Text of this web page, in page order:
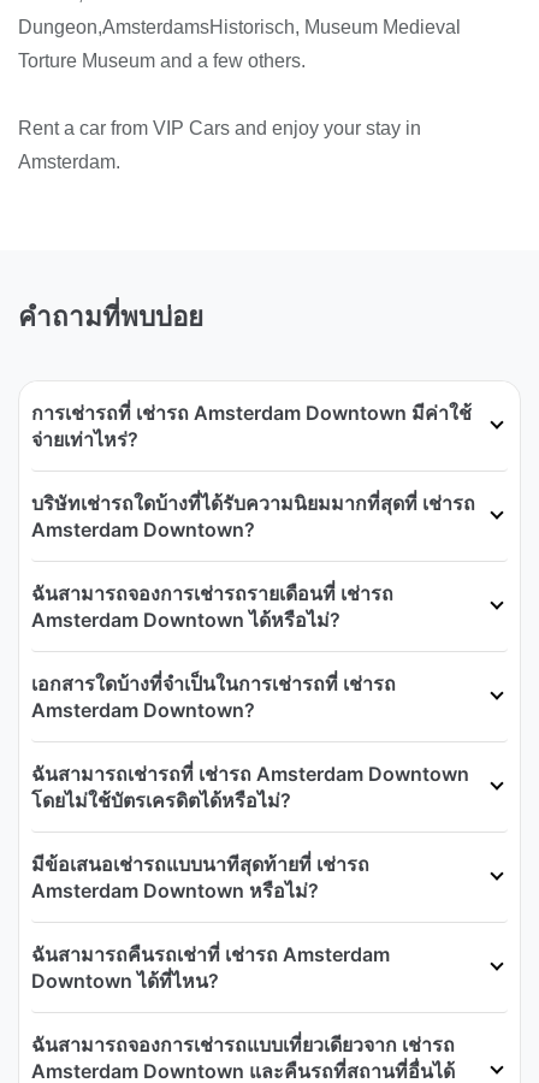
Dungeon,AmsterdamsHistorisch, Museum Medieval
Torture Museum and a few others.
Rent a car from VIP Cars and enjoy your stay in
Amsterdam.
คำถามที่พบบ่อย
การเช่ารถที่ เช่ารถ Amsterdam Downtown มีค่าใช้
จ่ายเท่าไหร่?
บริษัทเช่ารถใดบ้างที่ได้รับความนิยมมากที่สุดที่ เช่ารถ
Amsterdam Downtown?
ฉันสามารถจองการเช่ารถรายเดือนที่ เช่ารถ
Amsterdam Downtown ได้หรือไม่?
เอกสารใดบ้างที่จำเป็นในการเช่ารถที่ เช่ารถ
Amsterdam Downtown?
ฉันสามารถเช่ารถที่ เช่ารถ Amsterdam Downtown
โดยไม่ใช้บัตรเครดิตได้หรือไม่?
มีข้อเสนอเช่ารถแบบนาทีสุดท้ายที่ เช่ารถ
Amsterdam Downtown หรือไม่?
ฉันสามารถคืนรถเช่าที่ เช่ารถ Amsterdam
Downtown ได้ที่ไหน?
ฉันสามารถจองการเช่ารถแบบเที่ยวเดียวจาก เช่ารถ
Amsterdam Downtown และคืนรถที่สถานที่อื่นได้